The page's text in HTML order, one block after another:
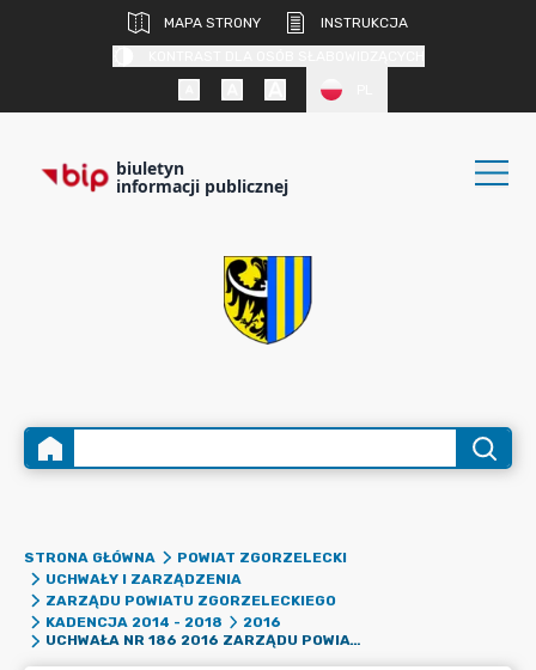
MAPA STRONY
INSTRUKCJA
biuletyn
informacji publicznej
STRONA GŁÓWNA
POWIAT ZGORZELECKI
UCHWAŁY I ZARZĄDZENIA
ZARZĄDU POWIATU ZGORZELECKIEGO
KADENCJA 2014 - 2018
2016
UCHWAŁA NR 186 2016 ZARZĄDU POWIATU ZGORZELECKIEGO Z DNIA 11 PAŹDZIERNIKA 2016 R. W SPRAWIE OGŁOSZENIA OTWARTEGO KONKURSU OFERT NA POWIERZENIE REALIZACJI ZLECONEGO ZADANIA ADMINISTRACJI RZĄDOWEJ Z ZAKRESU PROWADZENIA PUNKTU NIEODPŁATNEJ POMOCY PRAWNEJ W 2017 R.